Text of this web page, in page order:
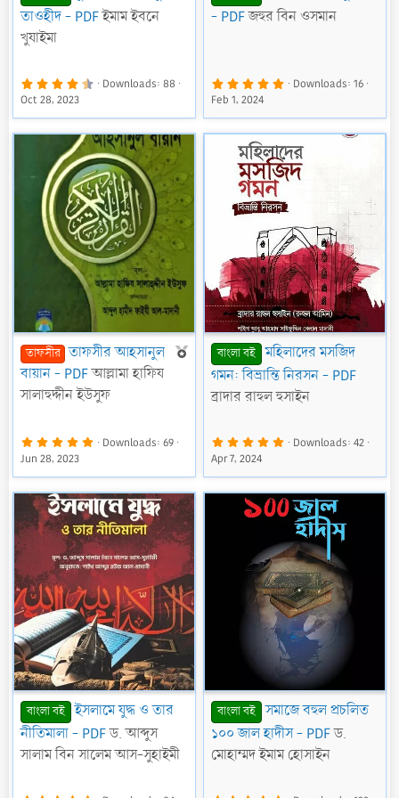
তাওহীদ - PDFইমাম ইবনে
খুযাইমা
4
s
t
a
r
(
s
)
Downloads 88
Oct 28, 2023
- PDFজহুর বিন ওসমান
5
s
t
r
(
s
)
Downloads 16
Feb 1, 2024
F
e
d
তাফসীর তাফসীর আহসানুল
বায়ান - PDFআল্লামা হাফিয
সালাহুদ্দীন ইউসুফ
5
s
t
a
r
(
s
)
Downloads 69
Jun 28, 2023
বাংলা বই
মহিলাদের মসজিদ
গমন: বিভ্রান্তি নিরসন - PDF
ব্রাদার রাহুল হুসাইন
5
s
t
a
r
(
Downloads 42
Apr 7, 2024
বাংলা বই
ইসলামে যুদ্ধ ও তার
নীতিমালা - PDFড. আব্দুস
সালাম বিন সালেম আস-সুহাইমী
বাংলা বই
সমাজে বহুল প্রচলিত
১০০ জাল হাদীস - PDFড.
মোহাম্মদ ইমাম হোসাইন